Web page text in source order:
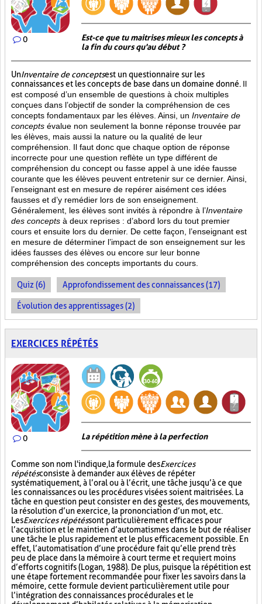
0
Est-ce que tu maitrises mieux les concepts à
la fin du cours qu'au début ?
UnInventaire de conceptsest un questionnaire sur les
connaissances et les concepts de base dans un domaine donné. Il
est composé d’un ensemble de questions à choix multiples
conçues dans l’objectif de sonder la compréhension de ces
concepts fondamentaux par les élèves. Ainsi, un Inventaire de
concepts évalue non seulement la bonne réponse trouvée par
les élèves, mais aussi la nature ou la qualité de leur
compréhension. Il faut donc que chaque option de réponse
incorrecte pour une question reflète un type différent de
compréhension du concept ou fasse appel à une idée fausse
courante que les élèves peuvent entretenir sur ce dernier. Ainsi,
l’enseignant est en mesure de repérer aisément ces idées
fausses et d’y remédier lors de son enseignement.
Généralement, les élèves sont invités à répondre à l’Inventaire
des concepts à deux reprises : d’abord lors du tout premier
cours et ensuite lors du dernier. De cette façon, l’enseignant est
en mesure de déterminer l’impact de son enseignement sur les
idées fausses des élèves ou encore sur leur bonne
compréhension des concepts importants du cours.
Quiz (6) Approfondissement des connaissances (17)
Évolution des apprentissages (2)
EXERCICES RÉPÉTÉS
0 La répétition mène à la perfection
Comme son nom l'indique, la formule desExercices
répétésconsiste à demander aux élèves de répéter
systématiquement, à l’oral ou à l’écrit, une tâche jusqu’à ce que
les connaissances ou les procédures visées soient maitrisées. La
tâche en question peut consister en des gestes, des mouvements,
la résolution d’un exercice, la prononciation d’un mot, etc.
LesExercices répétéssont particulièrement efficaces pour
l’acquisition et le maintien d’automatismes dans le but de réaliser
une tâche le plus rapidement et le plus efficacement possible. En
effet, l’automatisation d’une procédure fait qu’elle prend très
peu de place dans la mémoire à court terme et requiert moins
d’efforts cognitifs (Logan, 1988). De plus, puisque la répétition est
une étape fortement recommandée pour fixer les savoirs dans la
mémoire, cette formule devient particulièrement utile pour
l’intégration des connaissances procédurales et le